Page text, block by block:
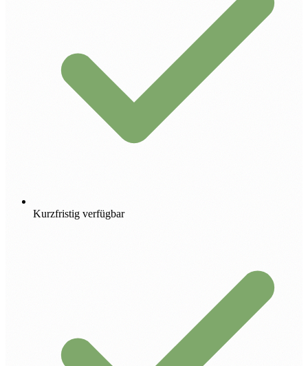
Kurzfristig verfügbar